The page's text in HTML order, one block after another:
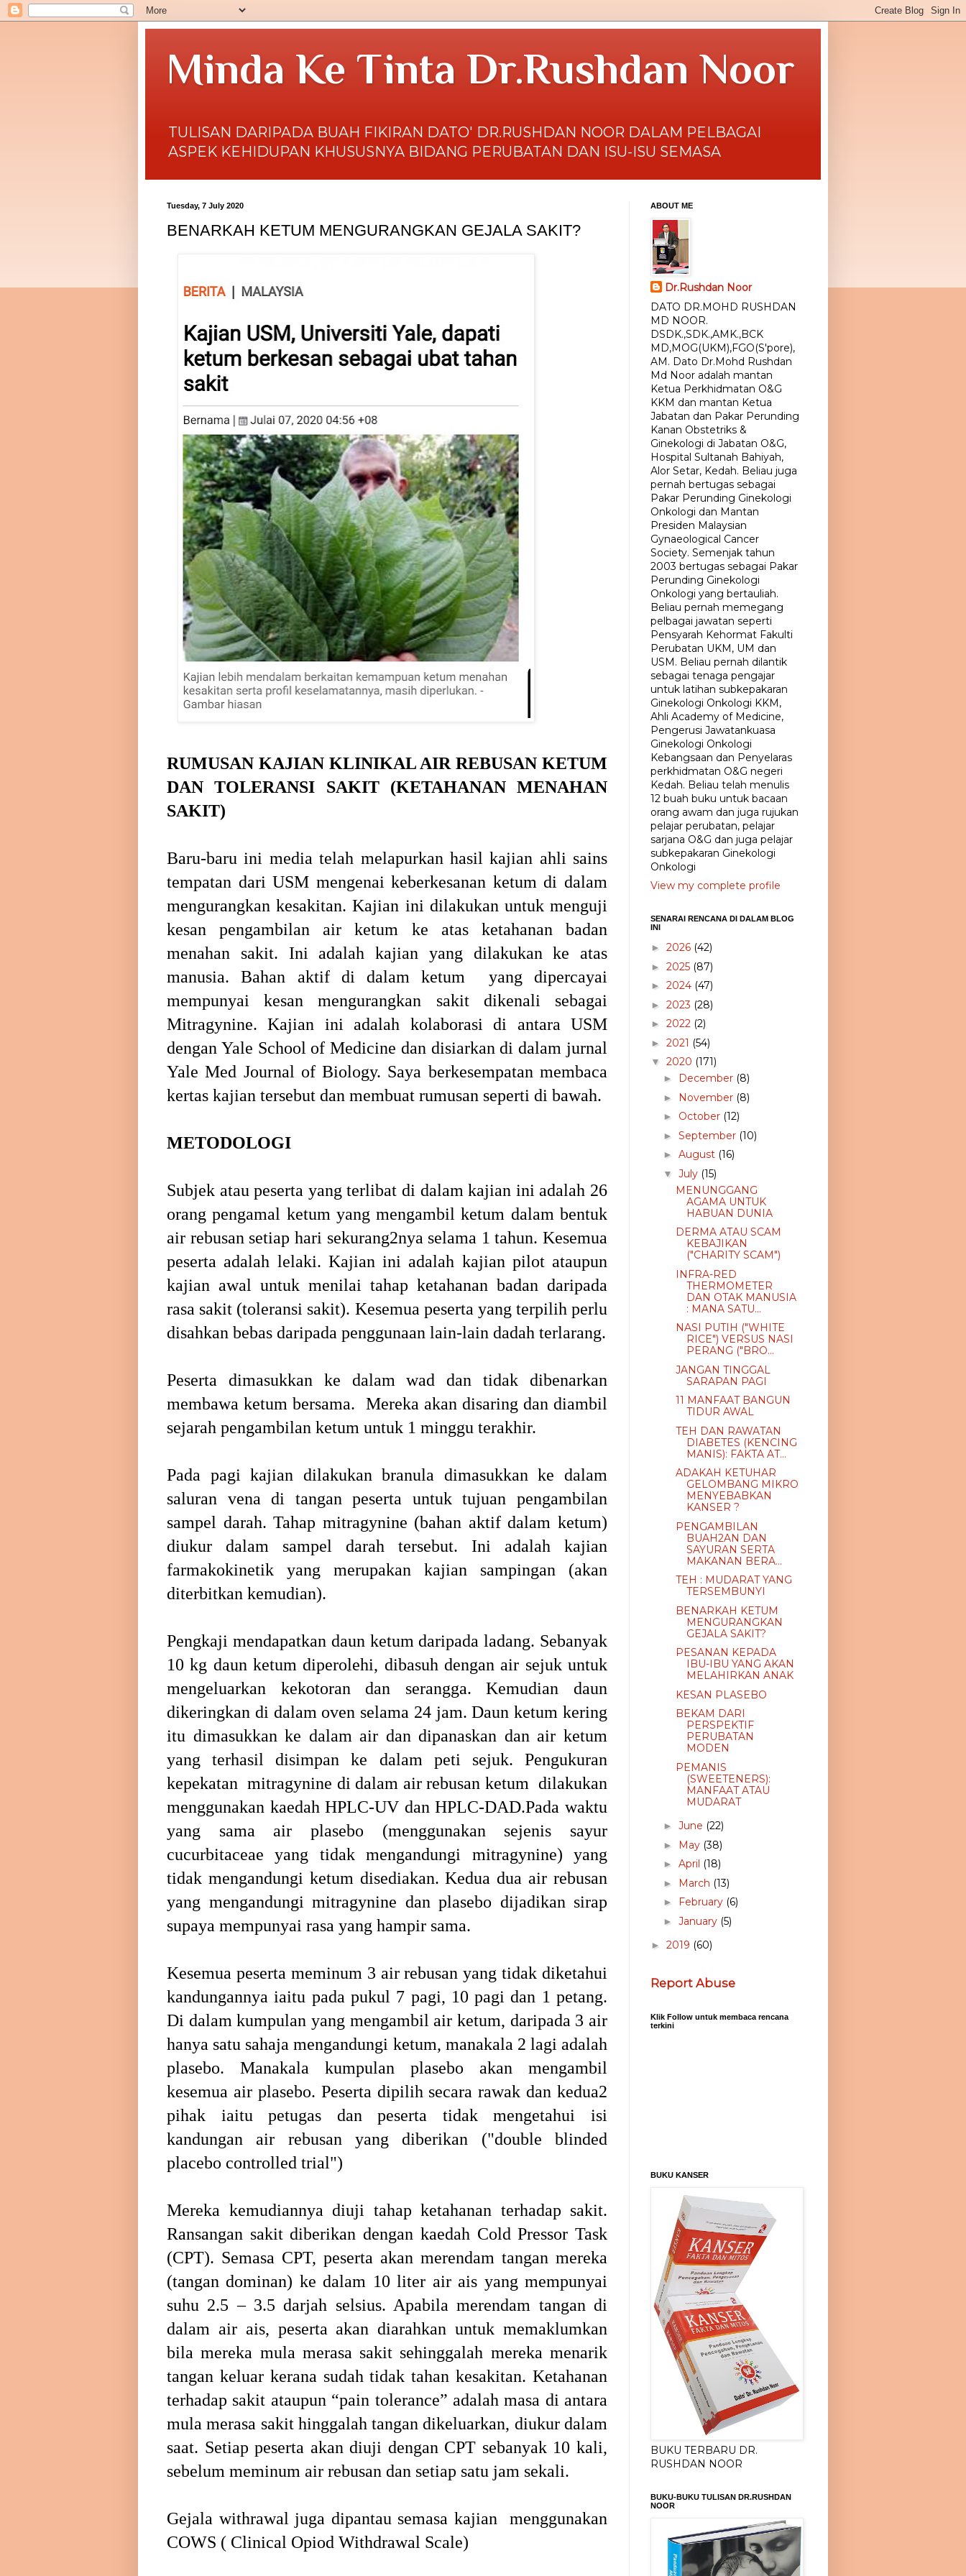
Minda Ke Tinta Dr.Rushdan Noor
TULISAN DARIPADA BUAH FIKIRAN DATO' DR.RUSHDAN NOOR DALAM PELBAGAI
ASPEK KEHIDUPAN KHUSUSNYA BIDANG PERUBATAN DAN ISU-ISU SEMASA
Tuesday, 7 July 2020
BENARKAH KETUM MENGURANGKAN GEJALA SAKIT?
RUMUSAN KAJIAN KLINIKAL AIR REBUSAN KETUM
DAN TOLERANSI SAKIT (KETAHANAN MENAHAN
SAKIT)
Baru-baru ini media telah melapurkan hasil kajian ahli sains
tempatan dari USM mengenai keberkesanan ketum di dalam
mengurangkan kesakitan. Kajian ini dilakukan untuk menguji
kesan pengambilan air ketum ke atas ketahanan badan
menahan sakit. Ini adalah kajian yang dilakukan ke atas
manusia. Bahan aktif di dalam ketum yang dipercayai
mempunyai kesan mengurangkan sakit dikenali sebagai
Mitragynine. Kajian ini adalah kolaborasi di antara USM
dengan Yale School of Medicine dan disiarkan di dalam jurnal
Yale Med Journal of Biology. Saya berkesempatan membaca
kertas kajian tersebut dan membuat rumusan seperti di bawah.
METODOLOGI
Subjek atau peserta yang terlibat di dalam kajian ini adalah 26
orang pengamal ketum yang mengambil ketum dalam bentuk
air rebusan setiap hari sekurang2nya selama 1 tahun. Kesemua
peserta adalah lelaki. Kajian ini adalah kajian pilot ataupun
kajian awal untuk menilai tahap ketahanan badan daripada
rasa sakit (toleransi sakit). Kesemua peserta yang terpilih perlu
disahkan bebas daripada penggunaan lain-lain dadah terlarang.
Peserta dimasukkan ke dalam wad dan tidak dibenarkan
membawa ketum bersama. Mereka akan disaring dan diambil
sejarah pengambilan ketum untuk 1 minggu terakhir.
Pada pagi kajian dilakukan branula dimasukkan ke dalam
saluran vena di tangan peserta untuk tujuan pengambilan
sampel darah. Tahap mitragynine (bahan aktif dalam ketum)
diukur dalam sampel darah tersebut. Ini adalah kajian
farmakokinetik yang merupakan kajian sampingan (akan
diterbitkan kemudian).
Pengkaji mendapatkan daun ketum daripada ladang. Sebanyak
10 kg daun ketum diperolehi, dibasuh dengan air sejuk untuk
mengeluarkan kekotoran dan serangga. Kemudian daun
dikeringkan di dalam oven selama 24 jam. Daun ketum kering
itu dimasukkan ke dalam air dan dipanaskan dan air ketum
yang terhasil disimpan ke dalam peti sejuk. Pengukuran
kepekatan mitragynine di dalam air rebusan ketum dilakukan
menggunakan kaedah HPLC-UV dan HPLC-DAD.Pada waktu
yang sama air plasebo (menggunakan sejenis sayur
cucurbitaceae yang tidak mengandungi mitragynine) yang
tidak mengandungi ketum disediakan. Kedua dua air rebusan
yang mengandungi mitragynine dan plasebo dijadikan sirap
supaya mempunyai rasa yang hampir sama.
Kesemua peserta meminum 3 air rebusan yang tidak diketahui
kandungannya iaitu pada pukul 7 pagi, 10 pagi dan 1 petang.
Di dalam kumpulan yang mengambil air ketum, daripada 3 air
hanya satu sahaja mengandungi ketum, manakala 2 lagi adalah
plasebo. Manakala kumpulan plasebo akan mengambil
kesemua air plasebo. Peserta dipilih secara rawak dan kedua2
pihak iaitu petugas dan peserta tidak mengetahui isi
kandungan air rebusan yang diberikan ("double blinded
placebo controlled trial")
Mereka kemudiannya diuji tahap ketahanan terhadap sakit.
Ransangan sakit diberikan dengan kaedah Cold Pressor Task
(CPT). Semasa CPT, peserta akan merendam tangan mereka
(tangan dominan) ke dalam 10 liter air ais yang mempunyai
suhu 2.5 – 3.5 darjah selsius. Apabila merendam tangan di
dalam air ais, peserta akan diarahkan untuk memaklumkan
bila mereka mula merasa sakit sehinggalah mereka menarik
tangan keluar kerana sudah tidak tahan kesakitan. Ketahanan
terhadap sakit ataupun “pain tolerance” adalah masa di antara
mula merasa sakit hinggalah tangan dikeluarkan, diukur dalam
saat. Setiap peserta akan diuji dengan CPT sebanyak 10 kali,
sebelum meminum air rebusan dan setiap satu jam sekali.
Gejala withrawal juga dipantau semasa kajian menggunakan
COWS ( Clinical Opiod Withdrawal Scale)
ABOUT ME
Dr.Rushdan Noor
DATO DR.MOHD RUSHDAN
MD NOOR.
DSDK.,SDK.,AMK.,BCK
MD,MOG(UKM),FGO(S'pore),
AM. Dato Dr.Mohd Rushdan
Md Noor adalah mantan
Ketua Perkhidmatan O&G
KKM dan mantan Ketua
Jabatan dan Pakar Perunding
Kanan Obstetriks &
Ginekologi di Jabatan O&G,
Hospital Sultanah Bahiyah,
Alor Setar, Kedah. Beliau juga
pernah bertugas sebagai
Pakar Perunding Ginekologi
Onkologi dan Mantan
Presiden Malaysian
Gynaeological Cancer
Society. Semenjak tahun
2003 bertugas sebagai Pakar
Perunding Ginekologi
Onkologi yang bertauliah.
Beliau pernah memegang
pelbagai jawatan seperti
Pensyarah Kehormat Fakulti
Perubatan UKM, UM dan
USM. Beliau pernah dilantik
sebagai tenaga pengajar
untuk latihan subkepakaran
Ginekologi Onkologi KKM,
Ahli Academy of Medicine,
Pengerusi Jawatankuasa
Ginekologi Onkologi
Kebangsaan dan Penyelaras
perkhidmatan O&G negeri
Kedah. Beliau telah menulis
12 buah buku untuk bacaan
orang awam dan juga rujukan
pelajar perubatan, pelajar
sarjana O&G dan juga pelajar
subkepakaran Ginekologi
Onkologi
View my complete profile
SENARAI RENCANA DI DALAM BLOG
INI
► 2026 (42)
► 2025 (87)
► 2024 (47)
► 2023 (28)
► 2022 (2)
► 2021 (54)
▼ 2020 (171)
► December (8)
► November (8)
► October (12)
► September (10)
► August (16)
▼ July (15)
MENUNGGANG
AGAMA UNTUK
HABUAN DUNIA
DERMA ATAU SCAM
KEBAJIKAN
("CHARITY SCAM")
INFRA-RED
THERMOMETER
DAN OTAK MANUSIA
: MANA SATU...
NASI PUTIH ("WHITE
RICE") VERSUS NASI
PERANG ("BRO...
JANGAN TINGGAL
SARAPAN PAGI
11 MANFAAT BANGUN
TIDUR AWAL
TEH DAN RAWATAN
DIABETES (KENCING
MANIS): FAKTA AT...
ADAKAH KETUHAR
GELOMBANG MIKRO
MENYEBABKAN
KANSER ?
PENGAMBILAN
BUAH2AN DAN
SAYURAN SERTA
MAKANAN BERA...
TEH : MUDARAT YANG
TERSEMBUNYI
BENARKAH KETUM
MENGURANGKAN
GEJALA SAKIT?
PESANAN KEPADA
IBU-IBU YANG AKAN
MELAHIRKAN ANAK
KESAN PLASEBO
BEKAM DARI
PERSPEKTIF
PERUBATAN
MODEN
PEMANIS
(SWEETENERS):
MANFAAT ATAU
MUDARAT
► June (22)
► May (38)
► April (18)
► March (13)
► February (6)
► January (5)
► 2019 (60)
Report Abuse
Klik Follow untuk membaca rencana
terkini
BUKU KANSER
BUKU TERBARU DR.
RUSHDAN NOOR
BUKU-BUKU TULISAN DR.RUSHDAN
NOOR